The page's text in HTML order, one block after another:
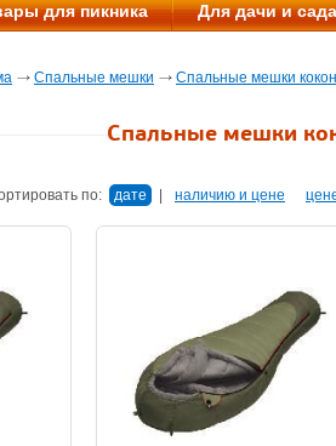
для пикника Для дачи и сада
Спальные мешки Спальные мешки
Спальные мешки
по: дате наличию и цене